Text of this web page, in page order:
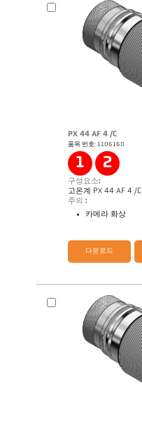
PX 44 AF 4 /C
품목 번호: 1106160
1 2
구성요소:
고온계 PX 44 AF 4 /C
주의 :
카메라 화상
제품 카다로그 CellaTemp PX
다운로드